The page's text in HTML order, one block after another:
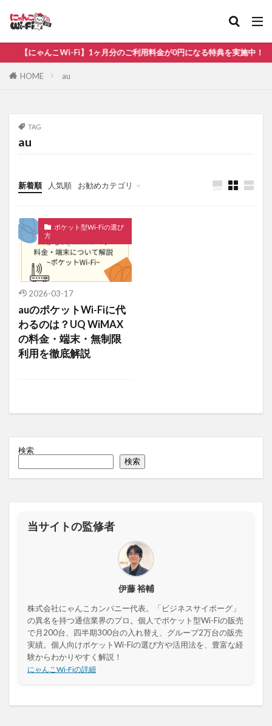
【にゃんこWi-Fi】1ヶ月分のご利用料金が0円になる特典を実施中！
HOME au
TAG
au
新着順 人気順 お勧めカテゴリ
ポケット型Wi-Fiの選び
方
2026-03-17
auのポケットWi-Fiに代
わるのは？UQ WiMAX
の料金・端末・無制限
利用を徹底解説
検索
検索
当サイトの監修者
伊藤 裕輔
株式会社にゃんこカンパニー代表。「ビジネスサイボーグ」
の異名を持つ通信業界のプロ。個人でポケット型Wi-Fiの販売
で月200台、四半期300台の入れ替え、グループ2万台の販売
実績。個人向けポケットWi-Fiの選び方や活用法を、豊富な経
験からわかりやすく解説！
にゃんこWi-Fiの詳細
比較 無制限
タグ
ポケット型Wi-Fi ドコモ
ポケット型Wi-Fi 比較